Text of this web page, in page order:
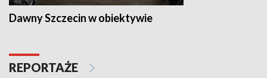
Dawny Szczecin w obiektywie
REPORTAŻE